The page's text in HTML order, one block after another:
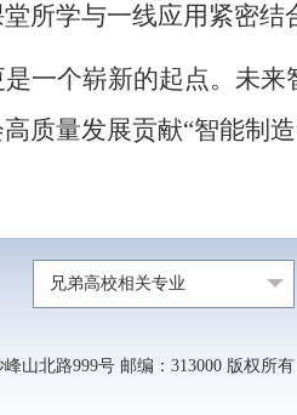
所学与一线应用紧密结
一个崭新的起点。 未来
质量发展贡献“智能制
兄弟高校相关专业
山北路999号 邮编：313000 版权所